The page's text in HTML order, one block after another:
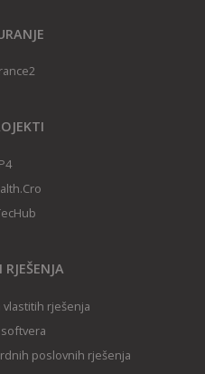
P4
RJEŠENJA
rješenja
poslovnih rješenja